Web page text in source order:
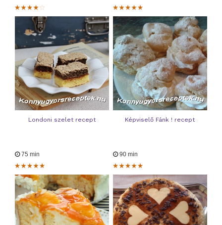
Londoni szelet recept Képviselő Fánk ! recept
75 min 90 min